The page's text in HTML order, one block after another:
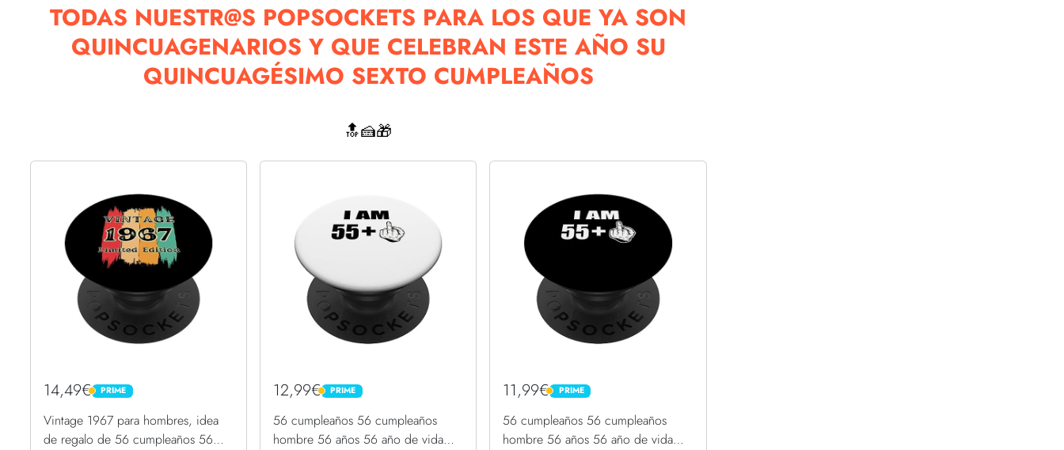
TODAS NUESTR@S POPSOCKETS PARA LOS QUE YA SON
QUINCUAGENARIOS Y QUE CELEBRAN ESTE AÑO SU
QUINCUAGÉSIMO SEXTO CUMPLEAÑOS
🔝🍰🎁
14,49€ PRIME
PRIME
Vintage 1967 para hombres, idea
de regalo de 56 cumpleaños 56
12,99€ PRIME
PRIME
56 cumpleaños 56 cumpleaños
hombre 56 años 56 año de vida
11,99€ PRIME
PRIME
56 cumpleaños 56 cumpleaños
hombre 56 años 56 año de vida